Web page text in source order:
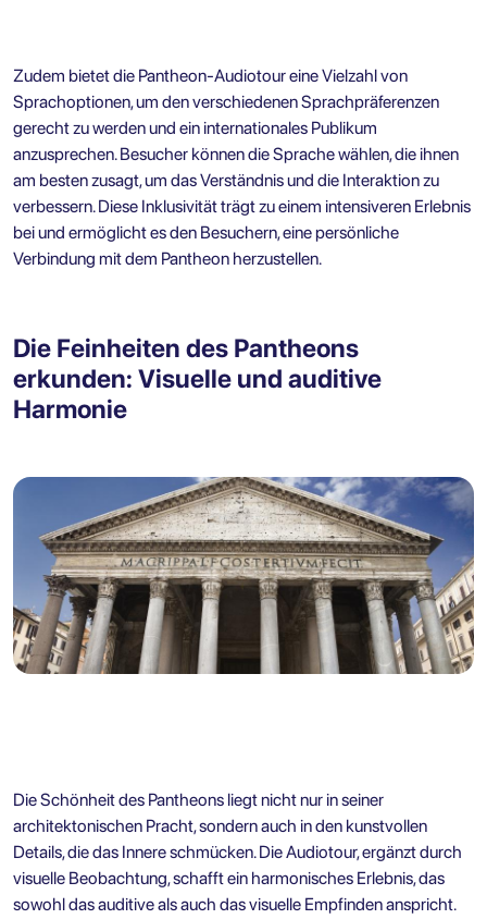
Zudem bietet die Pantheon-Audiotour eine Vielzahl von
Sprachoptionen, um den verschiedenen Sprachpräferenzen
gerecht zu werden und ein internationales Publikum
anzusprechen. Besucher können die Sprache wählen, die ihnen
am besten zusagt, um das Verständnis und die Interaktion zu
verbessern. Diese Inklusivität trägt zu einem intensiveren Erlebnis
bei und ermöglicht es den Besuchern, eine persönliche
Verbindung mit dem Pantheon herzustellen.
Die Feinheiten des Pantheons
erkunden: Visuelle und auditive
Harmonie
Die Schönheit des Pantheons liegt nicht nur in seiner
architektonischen Pracht, sondern auch in den kunstvollen
Details, die das Innere schmücken. Die Audiotour, ergänzt durch
visuelle Beobachtung, schafft ein harmonisches Erlebnis, das
sowohl das auditive als auch das visuelle Empfinden anspricht.